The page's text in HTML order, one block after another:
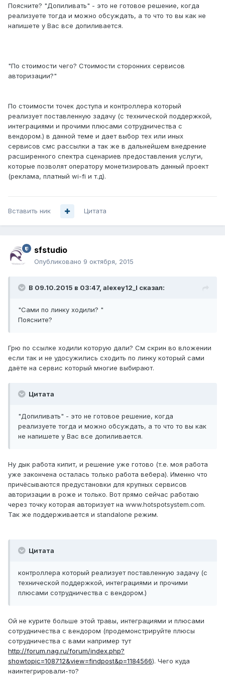
Поясните? "Допиливать" - это не готовое решение, когда
реализуете тогда и можно обсуждать, а то что то вы как не
напишете у Вас все допиливается.
"По стоимости чего? Стоимости сторонних сервисов
авторизации?"
По стоимости точек доступа и контроллера который
реализует поставленную задачу (с технической поддержкой,
интеграциями и прочими плюсами сотрудничества с
вендором.) в данной теме и дает выбор тех или иных
сервисов смс рассылки а так же в дальнейшем внедрение
расширенного спектра сценариев предоставления услуги,
которые позволят оператору монетизировать данный проект
(реклама, платный wi-fi и т.д).
Вставить ник Цитата
sfstudio
Опубликовано 9 октября, 2015
В 09.10.2015 в 03:47, alexey12_l сказал:
"Сами по линку ходили? "
Поясните?
Грю по ссылке ходили которую дали? См скрин во вложении
если так и не удосужились сходить по линку который сами
даёте на сервис который многие выбирают.
Цитата
"Допиливать" - это не готовое решение, когда
реализуете тогда и можно обсуждать, а то что то вы как
не напишете у Вас все допиливается.
Ну дык работа кипит, и решение уже готово (т.е. моя работа
уже закончена осталась только работа вебера). Именно что
причёсываются предустановки для крупных сервисов
авторизации в роже и только. Вот прямо сейчас работаю
через точку которая авторизует на www.hotspotsystem.com.
Так же поддерживается и standalone режим.
Цитата
контроллера который реализует поставленную задачу (с
технической поддержкой, интеграциями и прочими
плюсами сотрудничества с вендором.)
Ой не курите больше этой травы, интеграциями и плюсами
сотрудничества с вендором (продемонстрируйте плюсы
сотрудничества с вами например тут
http://forum.nag.ru/forum/index.php?
showtopic=108712&view=findpost&p=1184566). Чего куда
наинтегрировали-то?